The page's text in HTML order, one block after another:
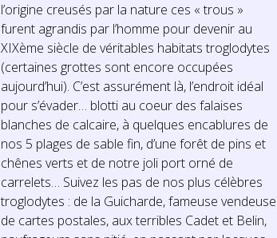
l’origine creusés par la nature ces « trous »
furent agrandis par l’homme pour devenir au
XIXème siècle de véritables habitats troglodytes
(certaines grottes sont encore occupées
aujourd’hui). C’est assurément là, l’endroit idéal
pour s’évader… blotti au coeur des falaises
blanches de calcaire, à quelques encablures de
nos 5 plages de sable fin, d’une forêt de pins et
chênes verts et de notre joli port orné de
carrelets… Suivez les pas de nos plus célèbres
troglodytes : de la Guicharde, fameuse vendeuse
de cartes postales, aux terribles Cadet et Belin,